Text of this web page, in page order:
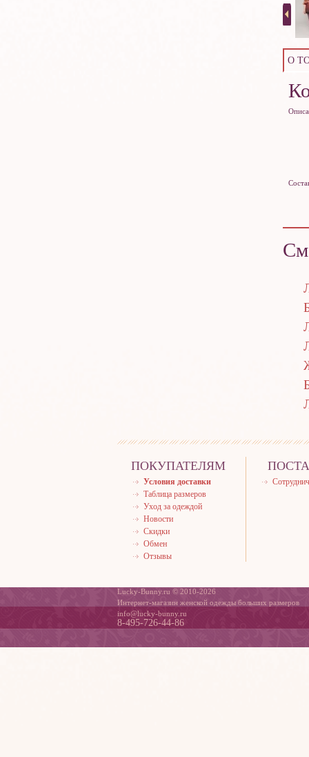
О
ПОКУПАТЕЛЯМ
Условия доставки
Таблица размеров
Уход за одеждой
Новости
Скидки
Обмен
Отзывы
Lucky-Bunny.ru © 2010-2026
Интернет-магазин женской одежды больших размеров
info@lucky-bunny.ru
8-495-726-44-86